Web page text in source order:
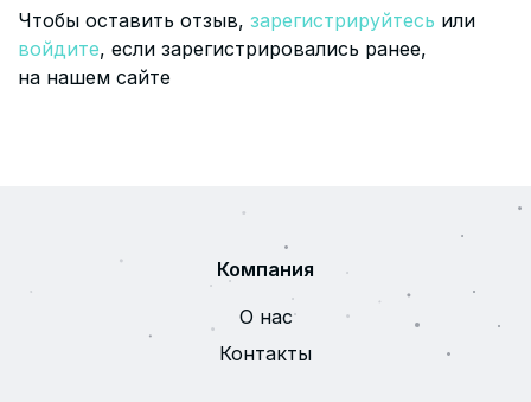
Чтобы оставить отзыв, зарегистрируйтесь или
войдите, если зарегистрировались ранее,
на нашем сайте
Компания
О нас
Контакты